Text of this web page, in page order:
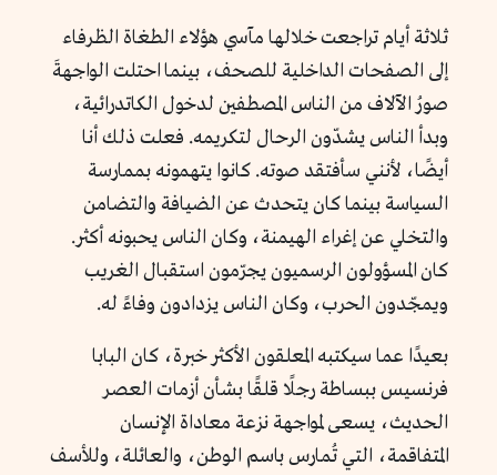
ثلاثة أيام تراجعت خلالها مآسي هؤلاء الطغاة الظرفاء
إلى الصفحات الداخلية للصحف، بينما احتلت الواجهةَ
صورُ الآلاف من الناس المصطفين لدخول الكاتدرائية،
وبدأ الناس يشدّون الرحال لتكريمه. فعلت ذلك أنا
أيضًا، لأنني سأفتقد صوته. كانوا يتهمونه بممارسة
السياسة بينما كان يتحدث عن الضيافة والتضامن
والتخلي عن إغراء الهيمنة، وكان الناس يحبونه أكثر.
كان المسؤولون الرسميون يجرّمون استقبال الغريب
ويمجّدون الحرب، وكان الناس يزدادون وفاءً له.
بعيدًا عما سيكتبه المعلقون الأكثر خبرة، كان البابا
فرنسيس ببساطة رجلًا قلقًا بشأن أزمات العصر
الحديث، يسعى لمواجهة نزعة معاداة الإنسان
المتفاقمة، التي تُمارس باسم الوطن، والعائلة، وللأسف